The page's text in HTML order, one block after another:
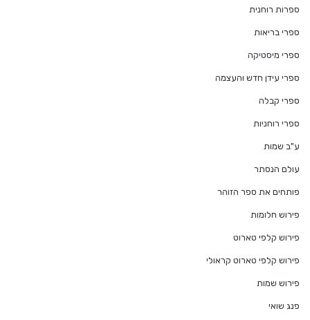
ספרות רוחנית
ספרי בריאות
ספרי מיסטיקה
ספרי עידן חדש והעצמה
ספרי קבלה
ספרי רוחניות
ע"ב שמות
עולם הנסתר
פותחים את ספר הזוהר
פירוש חלומות
פירוש קלפי טארוט
פירוש קלפי טארוט קראולי
פירוש שמות
פנג שואי